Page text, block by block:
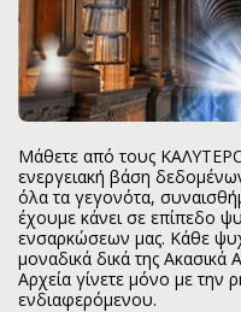
Μάθετε από τους
ενεργειακή βάση
όλα τα γεγονότα,
έχουμε κάνει σε επίπεδο
ενσαρκώσεων μας. Κάθε
μοναδικά δικά της
Αρχεία γίνετε μόνο με την
ενδιαφερόμενου.